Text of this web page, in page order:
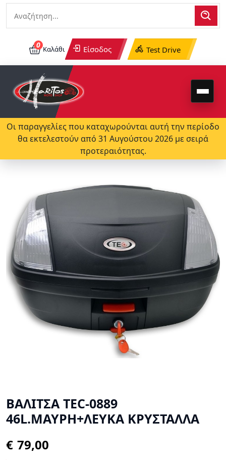
0 Καλάθι Είσοδος Test Drive
Οι παραγγελίες που καταχωρούνται αυτή την περίοδο
θα εκτελεστούν από 31 Αυγούστου 2026 με σειρά
προτεραιότητας.
ΒΑΛΙΤΣΑ TEC-0889
46L.ΜΑΥΡΗ+ΛΕΥΚΑ ΚΡΥΣΤΑΛΛΑ
€